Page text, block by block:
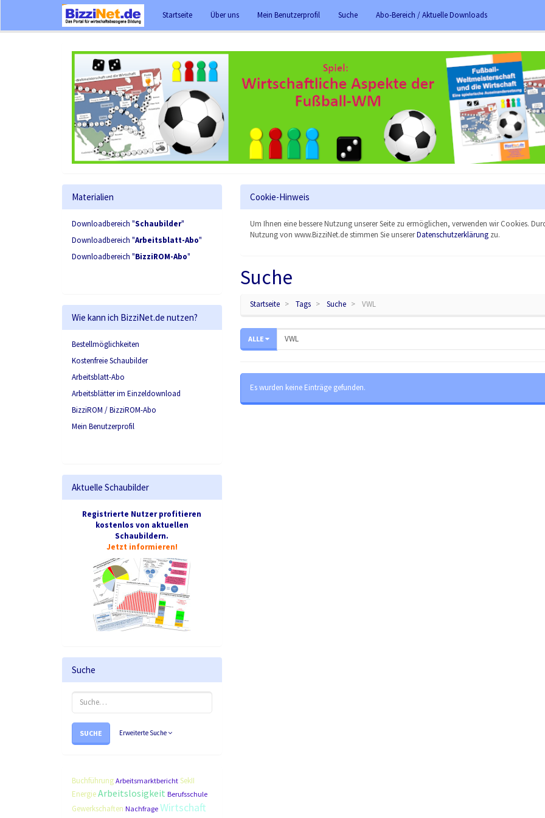
Startseite Über uns Mein Benutzerprofil Suche Abo-Bereich / Aktuelle Downloads
Materialien
Downloadbereich "Schaubilder"
Downloadbereich "Arbeitsblatt-Abo"
Downloadbereich "BizziROM-Abo"
Wie kann ich BizziNet.de nutzen?
Bestellmöglichkeiten
Kostenfreie Schaubilder
Arbeitsblatt-Abo
Arbeitsblätter im Einzeldownload
BizziROM / BizziROM-Abo
Mein Benutzerprofil
Aktuelle Schaubilder
Registrierte Nutzer profitieren
kostenlos von aktuellen
Schaubildern.
Jetzt informieren!
Suche
SUCHE Erweiterte Suche
Buchführung Arbeitsmarktbericht SekII
EnergieArbeitslosigkeit Berufsschule
Gewerkschaften Nachfrage Wirtschaft
Cookie-Hinweis
Um Ihnen eine bessere Nutzung unserer Seite zu ermöglichen, verwenden wir Cookies.
Nutzung von www.BizziNet.de stimmen Sie unsererDatenschutzerklärungzu.
Suche
Startseite Tags Suche VWL
ALLE
Es wurden keine Einträge gefunden.